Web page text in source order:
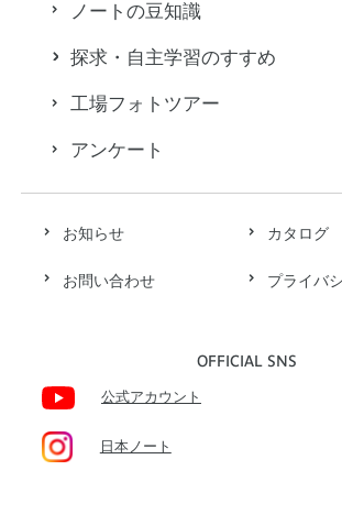
お知らせ カタログ
お問い合わせ プライバ
OFFICIAL SNS
公式アカウント
日本ノート
ノートの豆知識
探求・自主学習のすすめ
工場フォトツアー
アンケート